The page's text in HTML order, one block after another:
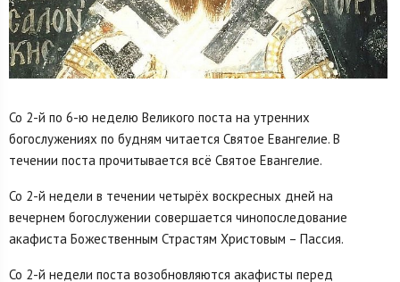
Со 2-й по 6-ю неделю Великого поста на утренних
богослужениях по будням читается Святое Евангелие. В
течении поста прочитывается всё Святое Евангелие.
Со 2-й недели в течении четырёх воскресных дней на
вечернем богослужении совершается чинопоследование
акафиста Божественным Страстям Христовым – Пассия.
Со 2-й недели поста возобновляются акафисты перед